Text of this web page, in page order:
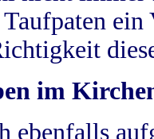
im
ebenfalls